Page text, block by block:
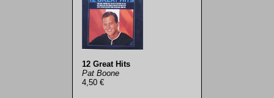
12 Great Hits
Pat Boone
4,50 €